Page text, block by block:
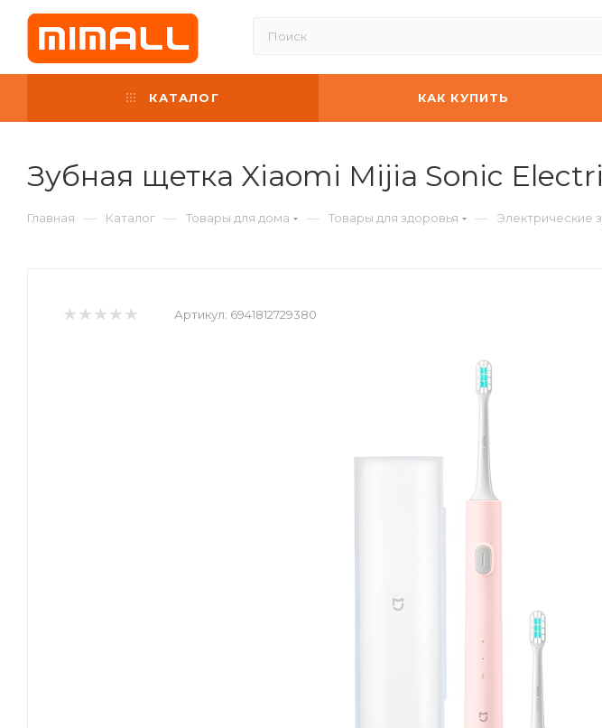
КАТАЛОГ КАК КУПИТЬ
Зубная щетка Xiaomi Mijia Sonic
Главная — Каталог — Товары для дома — Товары для здоровья — Электрические
Артикул: 6941812729380